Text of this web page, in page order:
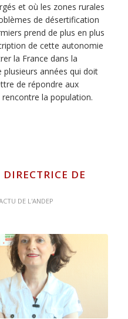
et où les zones rurales
de désertification
prend de plus en plus
de cette autonomie
la France dans la
plusieurs années qui doit
de répondre aux
la population.
DE
DE L'ANDEP